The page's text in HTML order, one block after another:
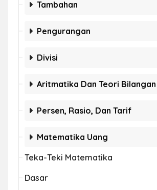
Tambahan
Pengurangan
Divisi
Aritmatika Dan Teori Bilangan
Persen, Rasio, Dan Tarif
Matematika Uang
Teka-Teki Matematika
Dasar